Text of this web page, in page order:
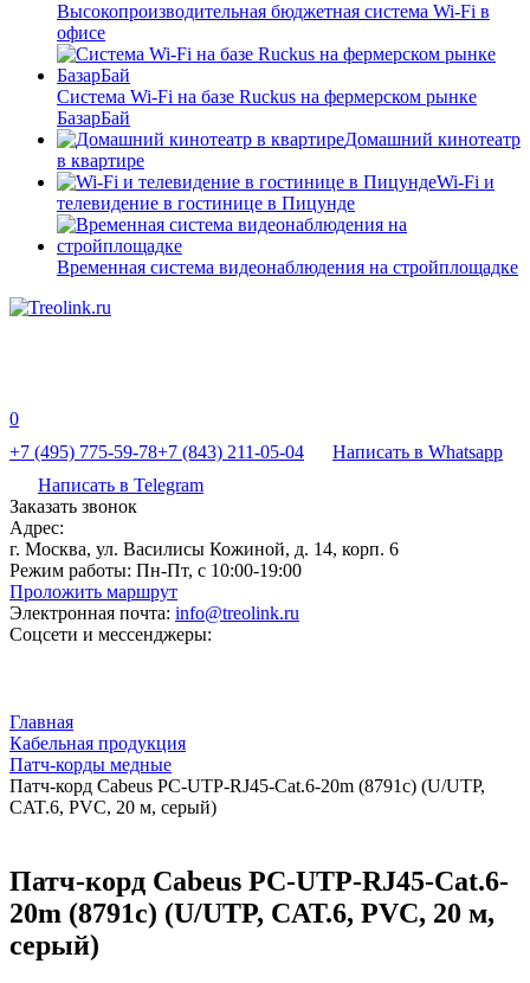
Высокопроизводительная бюджетная система Wi-Fi в
офисе
Система Wi-Fi на базе Ruckus на фермерском рынке
БазарБай
Домашний кинотеатр
в квартире
Wi-Fi и
телевидение в гостинице в Пицунде
Временная система видеонаблюдения на стройплощадке
0
+7 (495) 775-59-78+7 (843) 211-05-04
Написать в Whatsapp
Написать в Telegram
Заказать звонок
Адрес:
г. Москва, ул. Василисы Кожиной, д. 14, корп. 6
Режим работы: Пн-Пт, с 10:00-19:00
Проложить маршрут
Электронная почта: info@treolink.ru
Соцсети и мессенджеры:
Главная
Кабельная продукция
Патч-корды медные
Патч-корд Cabeus PC-UTP-RJ45-Cat.6-20m (8791c) (U/UTP,
CAT.6, PVC, 20 м, серый)
Патч-корд Cabeus PC-UTP-RJ45-Cat.6-
20m (8791c) (U/UTP, CAT.6, PVC, 20 м,
серый)